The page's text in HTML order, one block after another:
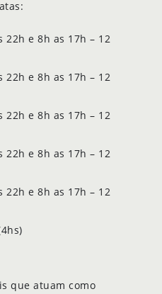
22h e 8h as 17h – 12
22h e 8h as 17h – 12
22h e 8h as 17h – 12
22h e 8h as 17h – 12
22h e 8h as 17h – 12
que atuam como